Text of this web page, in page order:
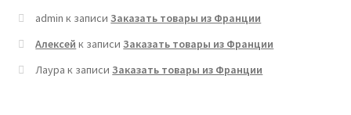
admin к записиЗаказать товары из Франции
Алексей к записиЗаказать товары из Франции
Лаура к записиЗаказать товары из Франции